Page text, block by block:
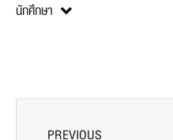
นักศึกษา
PREVIOUS